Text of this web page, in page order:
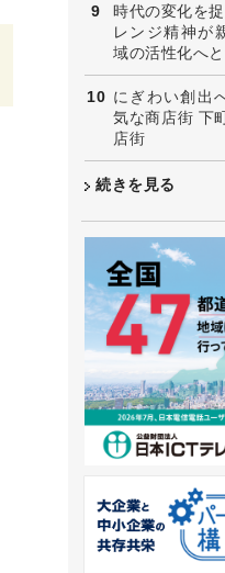
時代の変化を
レンジ精神が
域の活性化へ
にぎわい創出
気な商店街 下
店街
続きを見る